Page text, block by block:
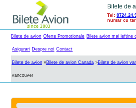
Bilete de
Tel:
numar cu
Bilete de avion Oferte Promotionale Bilete avion mai ieftine
Asigurari Despre noi Contact
Bilete de avion»Bilete de avion Canada»Bilete de avion
vancouver